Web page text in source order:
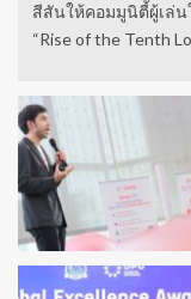
สีสันให้คอมมูนิตี้ผู้เล่น
“Rise of the Tenth